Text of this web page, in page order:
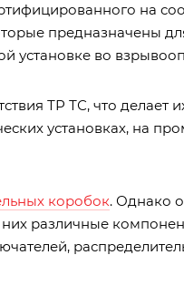
на
предназначены
установке во
ТР ТС, что
установках, на
коробок. Однако
различные